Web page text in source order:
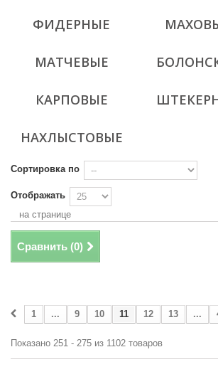
ФИДЕРНЫЕ
МАТЧЕВЫЕ
КАРПОВЫЕ
НАХЛЫСТОВЫЕ
Сортировка по
Отображать
на странице
Сравнить (0)
1 ... 9 10 11 12 13 ...
Показано 251 - 275 из 1102 товаров